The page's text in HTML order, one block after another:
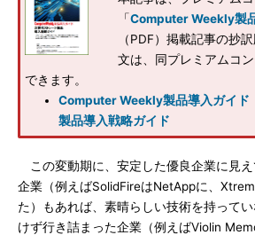
「Computer Weekly製
（PDF）掲載記事の抄
文は、同プレミアムコ
できます。
Computer Weekly製品導入ガイ
製品導入戦略ガイド
この変動期に、安定した優良企業に見
企業（例えばSolidFireはNetAppに、
た）もあれば、素晴らしい技術を持って
けず行き詰まった企業（例えばViolin